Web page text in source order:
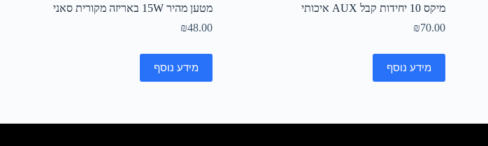
מיקס 10 יחידות קבל AUX איכותי
₪70.00
מידע נוסף
מטען מהיר 15W באריזה מקורית סאני
₪48.00
מידע נוסף